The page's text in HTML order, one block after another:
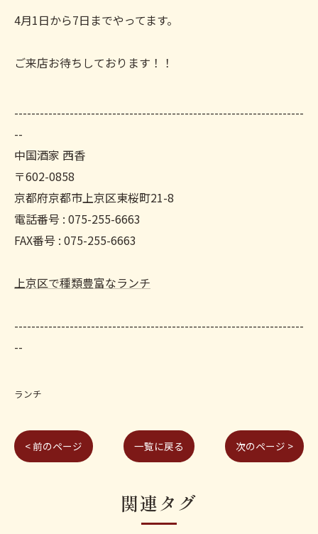
4月1日から7日までやってます。
ご来店お待ちしております！！
--------------------------------------------------------------------
--
中国酒家 西香
〒602-0858
京都府京都市上京区東桜町21-8
電話番号 : 075-255-6663
FAX番号 : 075-255-6663
上京区で種類豊富なランチ
--------------------------------------------------------------------
--
ランチ
< 前のページ 一覧に戻る 次のページ >
関連タグ